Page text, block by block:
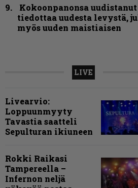
Kokoonpanonsa uudistanut
tiedottaa uudesta levystä,
myös uuden maistiaisen
LIVE
Livearvio:
Loppuunmyyty
Tavastia saatteli
Sepulturan ikiuneen
Rokki Raikasi
Tampereella –
Infernon neljä